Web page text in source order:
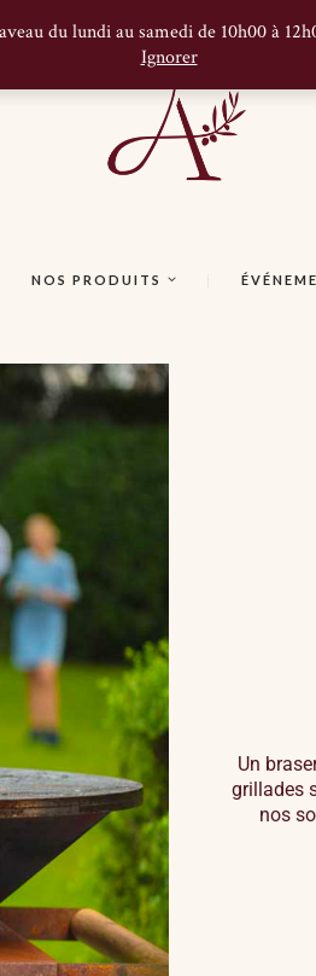
NOS PRODUITS
Un
grillades
nos
du lundi au samedi de 10h00 à
Ignorer